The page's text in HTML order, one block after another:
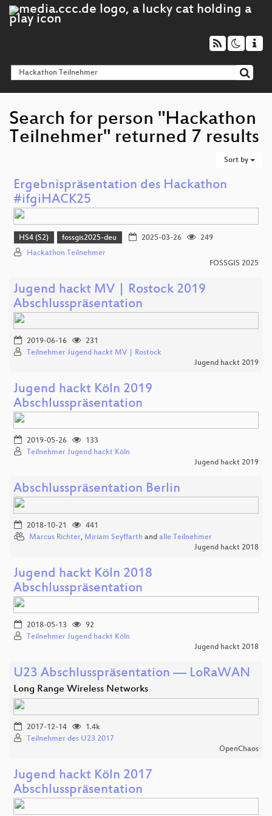
Search for person "Hackathon
Teilnehmer" returned 7 results
Sort by
Ergebnispräsentation des Hackathon
#ifgiHACK25
HS4 (S2) fossgis2025-deu 2025-03-26
249
Hackathon Teilnehmer
FOSSGIS 2025
Jugend hackt MV | Rostock 2019
Abschlusspräsentation
2019-06-16
231
Teilnehmer Jugend hackt MV | Rostock
Jugend hackt 2019
Jugend hackt Köln 2019
Abschlusspräsentation
2019-05-26
133
Teilnehmer Jugend hackt Köln
Jugend hackt 2019
Abschlusspräsentation Berlin
2018-10-21
441
Marcus Richter, Miriam Seyffarth and alle Teilnehmer
Jugend hackt 2018
Jugend hackt Köln 2018
Abschlusspräsentation
2018-05-13
92
Teilnehmer Jugend hackt Köln
Jugend hackt 2018
U23 Abschlusspräsentation — LoRaWAN
Long Range Wireless Networks
2017-12-14
1.4k
Teilnehmer des U23 2017
OpenChaos
Jugend hackt Köln 2017
Abschlusspräsentation